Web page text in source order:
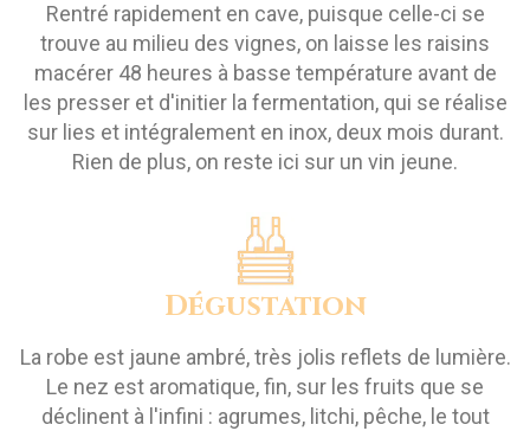
Rentré rapidement en cave, puisque celle-ci se
trouve au milieu des vignes, on laisse les raisins
macérer 48 heures à basse température avant de
les presser et d'initier la fermentation, qui se réalise
sur lies et intégralement en inox, deux mois durant.
Rien de plus, on reste ici sur un vin jeune.
Dégustation
La robe est jaune ambré, très jolis reflets de lumière.
Le nez est aromatique, fin, sur les fruits que se
déclinent à l'infini : agrumes, litchi, pêche, le tout